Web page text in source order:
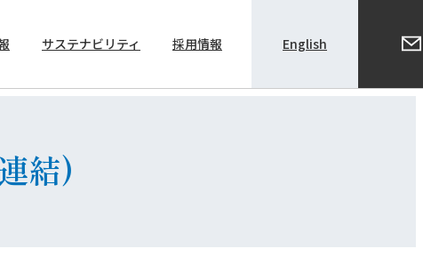
サステナビリティ 採用情報 English
結)